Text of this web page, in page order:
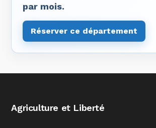
par mois.
Réserver ce département
Agriculture et Liberté